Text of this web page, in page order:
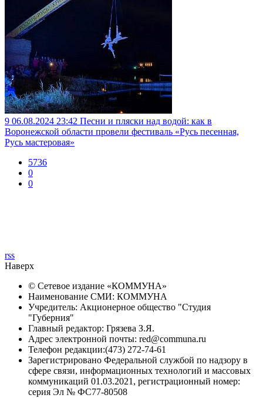
9 06.08.2024 23:42 Песни и пляски над водой: как в
Воронежской области провели фестиваль «Русь песенная,
Русь мастеровая»
5736
0
0
rss
Наверх
© Сетевое издание «КОММУНА»
Наименование СМИ: КОММУНА
Учредитель: Акционерное общество "Студия
"Губерния"
Главный редактор: Грязева З.Я.
Адрес электронной почты: red@communa.ru
Телефон редакции:(473) 272-74-61
Зарегистрировано Федеральной службой по надзору в
сфере связи, информационных технологий и массовых
коммуникаций 01.03.2021, регистрационный номер:
серия Эл № ФС77-80508